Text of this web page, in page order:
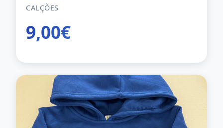
CALÇÕES
9,00€